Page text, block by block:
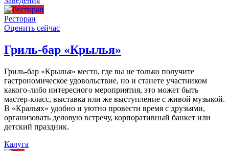
Ресторан
Оценить сейчас
Гриль-бар «Крылья»
Гриль-бар «Крылья» место, где вы не только получите
гастрономическое удовольствие, но и станете участником
какого-либо интересного мероприятия, это может быть
мастер-класс, выставка или же выступление с живой музыкой.
В «Кральях» удобно и уютно провести время с друзьями,
организовать деловую встречу, корпоративный банкет или
детский праздник.
Калуга